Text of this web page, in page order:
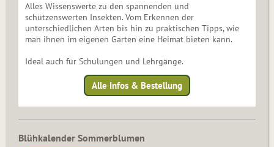
Alles Wissenswerte zu den spannenden und
schützenswerten Insekten. Vom Erkennen der
unterschiedlichen Arten bis hin zu praktischen Tipps, wie
man ihnen im eigenen Garten eine Heimat bieten kann.
Ideal auch für Schulungen und Lehrgänge.
Alle Infos & Bestellung
Blühkalender Sommerblumen